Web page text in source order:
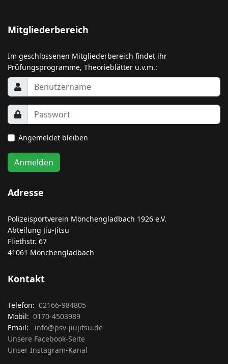
Mitgliederbereich
Im geschlossenen Mitgliederbereich findet ihr
Prüfungsprogramme, Theorieblätter u.v.m.:
Angemeldet bleiben
Anmelden
Adresse
Polizeisportverein Mönchengladbach 1926 e.V.
Abteilung Jiu-Jitsu
Fliethstr. 67
41061 Mönchengladbach
Kontakt
Telefon: 02166-984805
Mobil: 0170-4503989
Email: info@psv-jiujitsu.de
Unsere Facebook-Seite
Unser Instagram-Kanal